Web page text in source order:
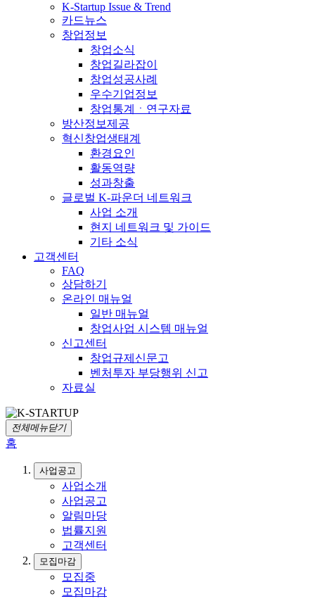
K-Startup Issue & Trend
카드뉴스
창업정보
창업소식
창업길라잡이
창업성공사례
우수기업정보
창업통계ㆍ연구자료
방산정보제공
혁신창업생태계
환경요인
활동역량
성과창출
글로벌 K-파운더 네트워크
사업 소개
현지 네트워크 및 가이드
기타 소식
고객센터
FAQ
상담하기
온라인 매뉴얼
일반 매뉴얼
창업사업 시스템 매뉴얼
신고센터
창업규제신문고
벤처투자 부당행위 신고
자료실
전체메뉴닫기
홈
사업공고
사업소개
사업공고
알림마당
법률지원
고객센터
모집마감
모집중
모집마감